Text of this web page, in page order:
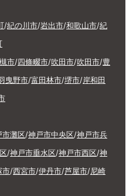
/紀の川市/岩出市/和歌山市/紀
市/四條畷市/吹田市/吹田市/豊
曳野市/富田林市/堺市/岸和田
市灘区/神戸市中央区/神戸市兵
/神戸市垂水区/神戸市西区/神
市/西宮市/伊丹市/芦屋市/尼崎